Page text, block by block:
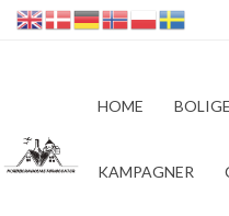
HOME
KAMPAGNER